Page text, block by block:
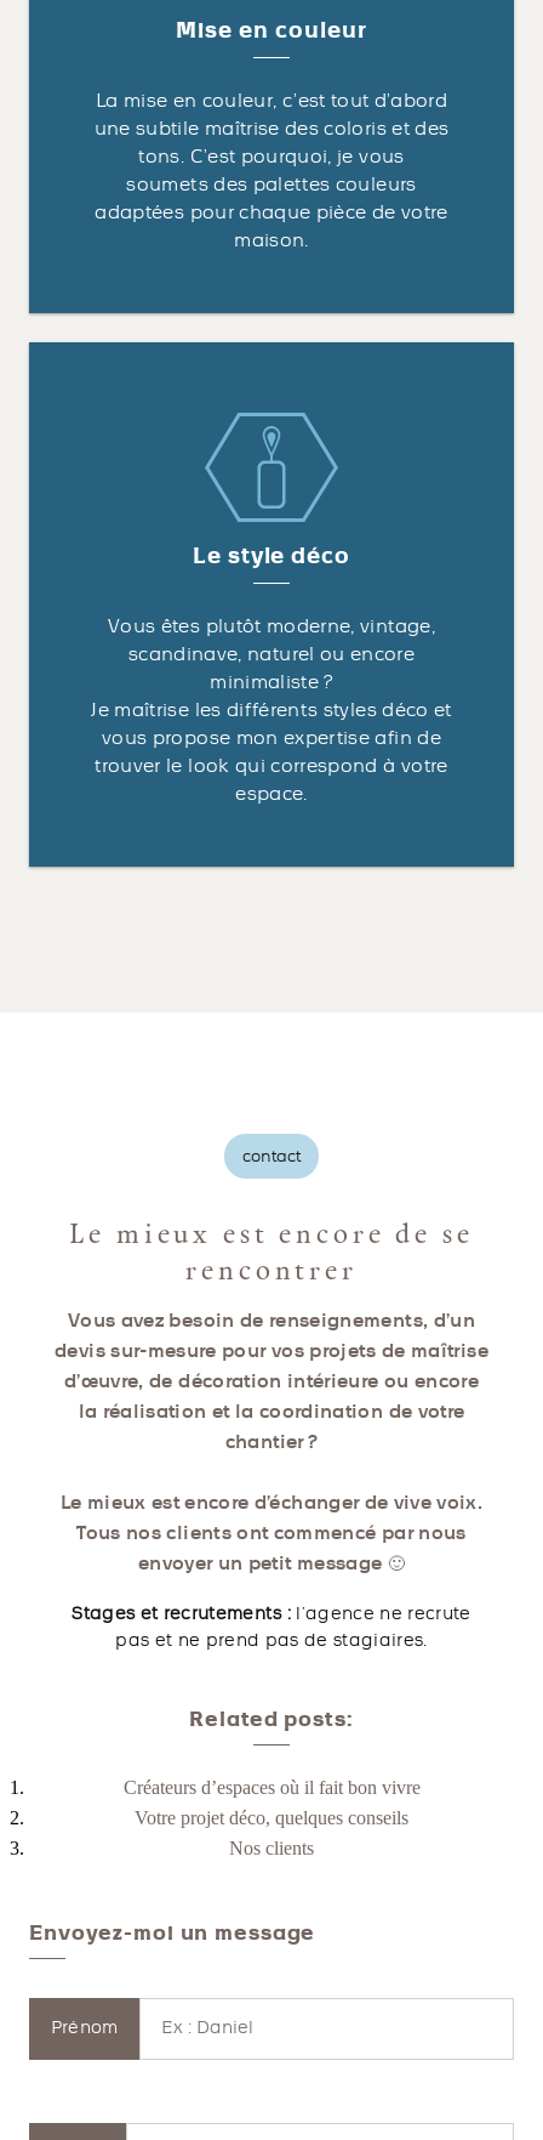
Mise en couleur
La mise en couleur, c’est tout d’abord
une subtile maîtrise des coloris et des
tons. C’est pourquoi, je vous
soumets des palettes couleurs
adaptées pour chaque pièce de votre
maison.
Le style déco
Vous êtes plutôt moderne, vintage,
scandinave, naturel ou encore
minimaliste ?
Je maîtrise les différents styles déco et
vous propose mon expertise afin de
trouver le look qui correspond à votre
espace.
contact
Le mieux est encore de se
rencontrer
Vous avez besoin de renseignements, d’un
devis sur-mesure pour vos projets de maîtrise
d’œuvre, de décoration intérieure ou encore
la réalisation et la coordination de votre
chantier ?
Le mieux est encore d’échanger de vive voix.
Tous nos clients ont commencé par nous
envoyer un petit message 🙂
Stages et recrutements : l’agence ne recrute
pas et ne prend pas de stagiaires.
Related posts:
Créateurs d’espaces où il fait bon vivre
Votre projet déco, quelques conseils
Nos clients
Envoyez-moi un message
Prénom